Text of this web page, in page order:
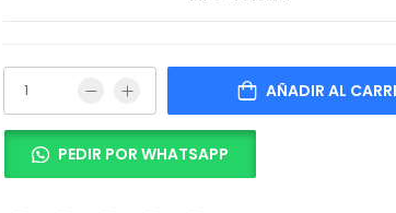
AÑADIR AL
PEDIR POR WHATSAPP